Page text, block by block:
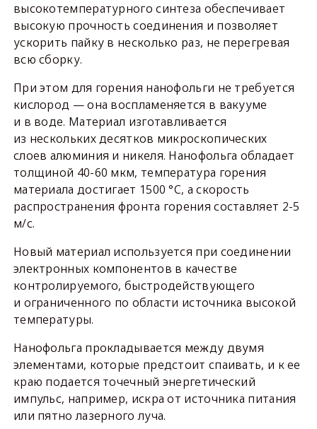
высокотемпературного синтеза обеспечивает
высокую прочность соединения и позволяет
ускорить пайку в несколько раз, не перегревая
всю сборку.
При этом для горения нанофольги не требуется
кислород — она воспламеняется в вакууме
и в воде. Материал изготавливается
из нескольких десятков микроскопических
слоев алюминия и никеля. Нанофольга обладает
толщиной 40-60 мкм, температура горения
материала достигает 1500 °C, а скорость
распространения фронта горения составляет 2-5
м/с.
Новый материал используется при соединении
электронных компонентов в качестве
контролируемого, быстродействующего
и ограниченного по области источника высокой
температуры.
Нанофольга прокладывается между двумя
элементами, которые предстоит спаивать, и к ее
краю подается точечный энергетический
импульс, например, искра от источника питания
или пятно лазерного луча.